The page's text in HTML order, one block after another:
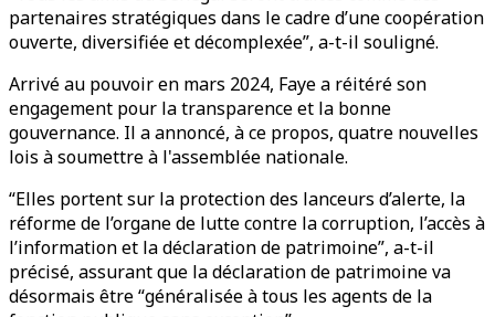
partenaires stratégiques dans le cadre d’une coopération
ouverte, diversifiée et décomplexée”, a-t-il souligné.
Arrivé au pouvoir en mars 2024, Faye a réitéré son
engagement pour la transparence et la bonne
gouvernance. Il a annoncé, à ce propos, quatre nouvelles
lois à soumettre à l'assemblée nationale.
“Elles portent sur la protection des lanceurs d’alerte, la
réforme de l’organe de lutte contre la corruption, l’accès à
l’information et la déclaration de patrimoine”, a-t-il
précisé, assurant que la déclaration de patrimoine va
désormais être “généralisée à tous les agents de la